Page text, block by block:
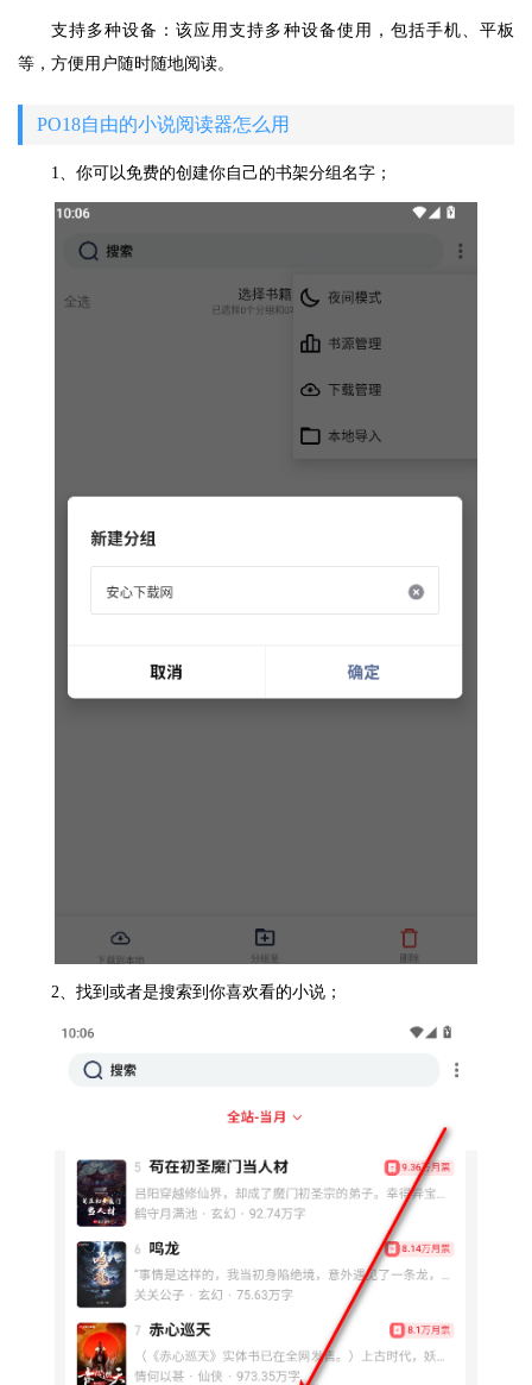
支持多种设备：该应用支持多种设备使用，包括手机、平板
等，方便用户随时随地阅读。
PO18自由的小说阅读器怎么用
1、你可以免费的创建你自己的书架分组名字；
2、找到或者是搜索到你喜欢看的小说；